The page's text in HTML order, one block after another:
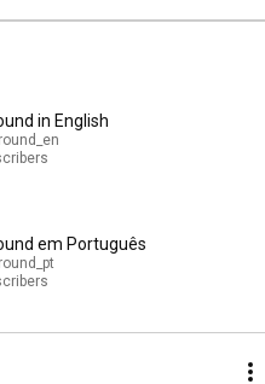
in English
em Português